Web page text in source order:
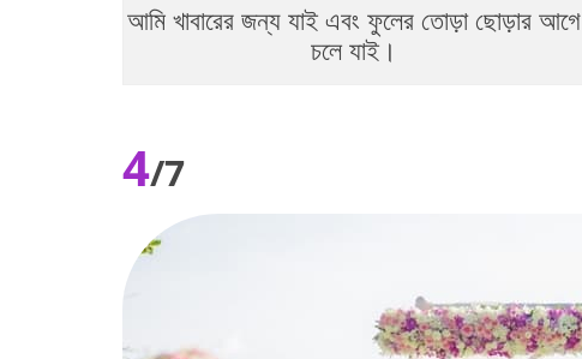
আমি খাবারের জন্য যাই এবং ফুলের তোড়া ছোড়ার আগে
চলে যাই।
4/7